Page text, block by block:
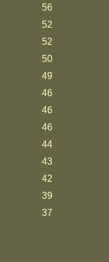
56
52
52
50
49
46
46
46
44
43
42
39
37